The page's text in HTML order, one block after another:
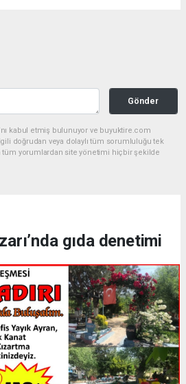
Gönder
kabul etmiş bulunuyor ve buyuktire.com
doğrudan veya dolaylı tüm sorumluluğu tek
tüm yorumlardan site yönetimi hiçbir şekilde
gıda denetimi